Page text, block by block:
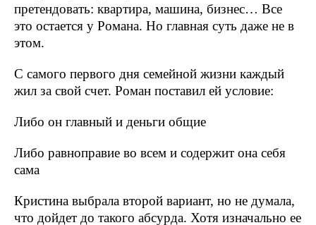
претендовать: квартира, машина, бизнес… Все
это остается у Романа. Но главная суть даже не в
этом.
С самого первого дня семейной жизни каждый
жил за свой счет. Роман поставил ей условие:
Либо он главный и деньги общие
Либо равноправие во всем и содержит она себя
сама
Кристина выбрала второй вариант, но не думала,
что дойдет до такого абсурда. Хотя изначально ее